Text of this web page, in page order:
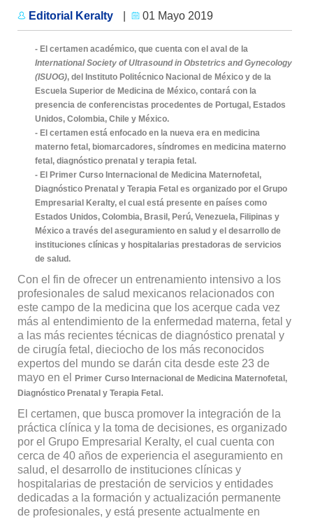
Editorial Keralty 01 Mayo 2019
- El certamen académico, que cuenta con el aval de la
International Society of Ultrasound in Obstetrics and Gynecology
(ISUOG), del Instituto Politécnico Nacional de México y de la
Escuela Superior de Medicina de México, contará con la
presencia de conferencistas procedentes de Portugal, Estados
Unidos, Colombia, Chile y México.
- El certamen está enfocado en la nueva era en medicina
materno fetal, biomarcadores, síndromes en medicina materno
fetal, diagnóstico prenatal y terapia fetal.
- El Primer Curso Internacional de Medicina Maternofetal,
Diagnóstico Prenatal y Terapia Fetal es organizado por el Grupo
Empresarial Keralty, el cual está presente en países como
Estados Unidos, Colombia, Brasil, Perú, Venezuela, Filipinas y
México a través del aseguramiento en salud y el desarrollo de
instituciones clínicas y hospitalarias prestadoras de servicios
de salud.
Con el fin de ofrecer un entrenamiento intensivo a los
profesionales de salud mexicanos relacionados con
este campo de la medicina que los acerque cada vez
más al entendimiento de la enfermedad materna, fetal y
a las más recientes técnicas de diagnóstico prenatal y
de cirugía fetal, dieciocho de los más reconocidos
expertos del mundo se darán cita desde este 23 de
mayo en el
Primer Curso Internacional de Medicina Maternofetal,
Diagnóstico Prenatal y Terapia Fetal.
El certamen, que busca promover la integración de la
práctica clínica y la toma de decisiones, es organizado
por el Grupo Empresarial Keralty, el cual cuenta con
cerca de 40 años de experiencia el aseguramiento en
salud, el desarrollo de instituciones clínicas y
hospitalarias de prestación de servicios y entidades
dedicadas a la formación y actualización permanente
de profesionales, y está presente actualmente en